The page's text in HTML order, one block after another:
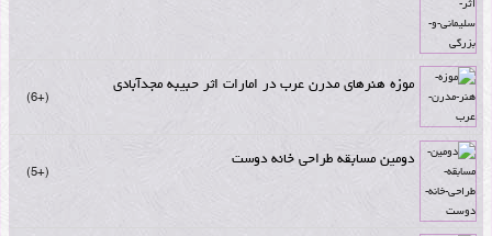
موزه هنرهای مدرن عرب در امارات اثر حبیبه مجدآبادی
+6
دومین مسابقه طراحی خانه دوست
+5